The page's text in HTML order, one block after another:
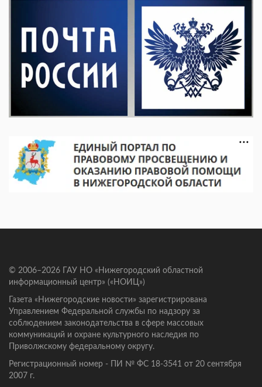
© 2006–2026 ГАУ НО «Нижегородский областной
информационный центр» («НОИЦ»)
Газета «Нижегородские новости» зарегистрирована
Управлением Федеральной службы по надзору за
соблюдением законодательства в сфере массовых
коммуникаций и охране культурного наследия по
Приволжскому федеральному округу.
Регистрационный номер - ПИ № ФС 18-3541 от 20 сентября
2007 г.